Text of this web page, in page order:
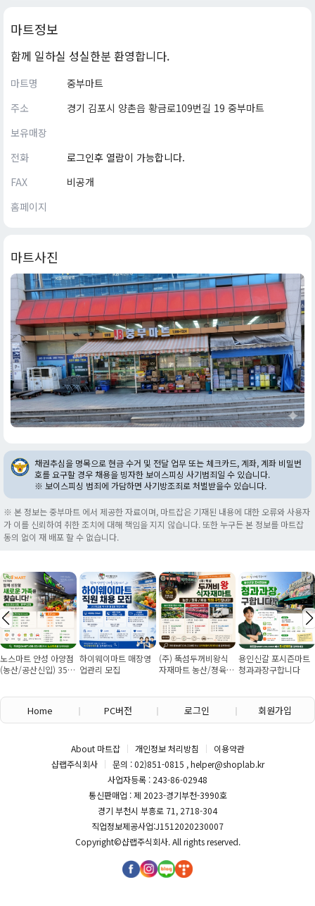
마트정보
함께 일하실 성실한분 환영합니다.
마트명
중부마트
주소
경기 김포시 양촌읍 황금로109번길 19 중부마트
보유매장
전화
로그인후 열람이 가능합니다.
FAX
비공개
홈페이지
마트사진
채권추심을 명목으로 현금 수거 및 전달 업무 또는 체크카드, 계좌, 계좌 비밀번
호를 요구할 경우 채용을 빙자한 보이스피싱 사기범죄일 수 있습니다.
※ 보이스피싱 범죄에 가담하면 사기방조죄로 처벌받을수 있습니다.
※ 본 정보는 중부마트 에서 제공한 자료이며, 마트잡은 기재된 내용에 대한 오류와 사용자
가 이를 신뢰하여 취한 조치에 대해 책임을 지지 않습니다. 또한 누구든 본 정보를 마트잡
동의 없이 재 배포 할 수 없습니다.
노스마트 안성 아양점
(농산/공산신입) 355
하이웨이마트 매장영
업관리 모집
(주) 뚝섬두꺼비왕식
자재마트 농산/졍육/
용인신갈 포시즌마트
청과과장구합니다
Home PC버전 로그인 회원가입
About 마트잡 개인정보 처리방침
이용약관
샵랩주식회사
문의 : 02)851-0815 , helper@shoplab.kr
사업자등록 : 243-86-02948
통신판매업 : 제 2023-경기부천-3990호
경기 부천시 부흥로 71, 2718-304
직업정보제공사업:J1512020230007
Copyright©샵랩주식회사. All rights reserved.